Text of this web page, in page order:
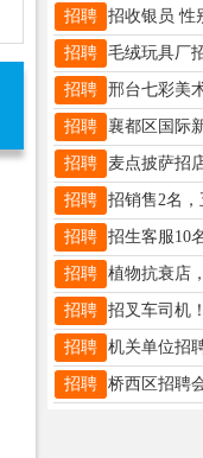
招聘
招聘
招聘
招聘
招聘
招聘
招聘
招聘
招聘
招聘
招聘